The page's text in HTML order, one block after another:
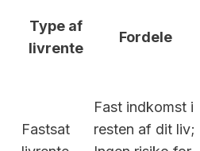
Type af
livrente
Fordele
Fastsat
Fast indkomst i
resten af dit liv;